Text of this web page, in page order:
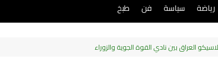
رياضة سياسة فن طبخ
العراق بين نادي القوة الجوية والزوراء